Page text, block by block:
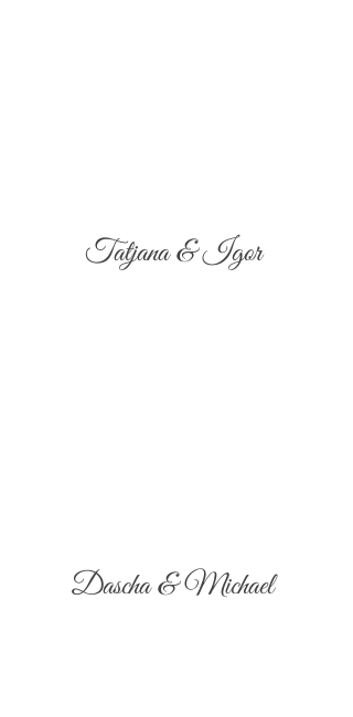
Tatjana & Igor
Dascha & Michael